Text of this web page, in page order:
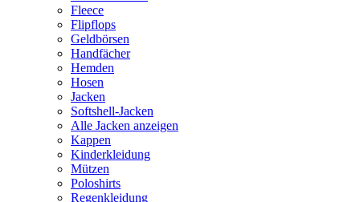
Fleece
Flipflops
Geldbörsen
Handfächer
Hemden
Hosen
Jacken
Softshell-Jacken
Alle Jacken anzeigen
Kappen
Kinderkleidung
Mützen
Poloshirts
Regenkleidung